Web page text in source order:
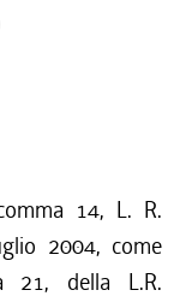
14, L. R.
2004, come
21, della L.R.